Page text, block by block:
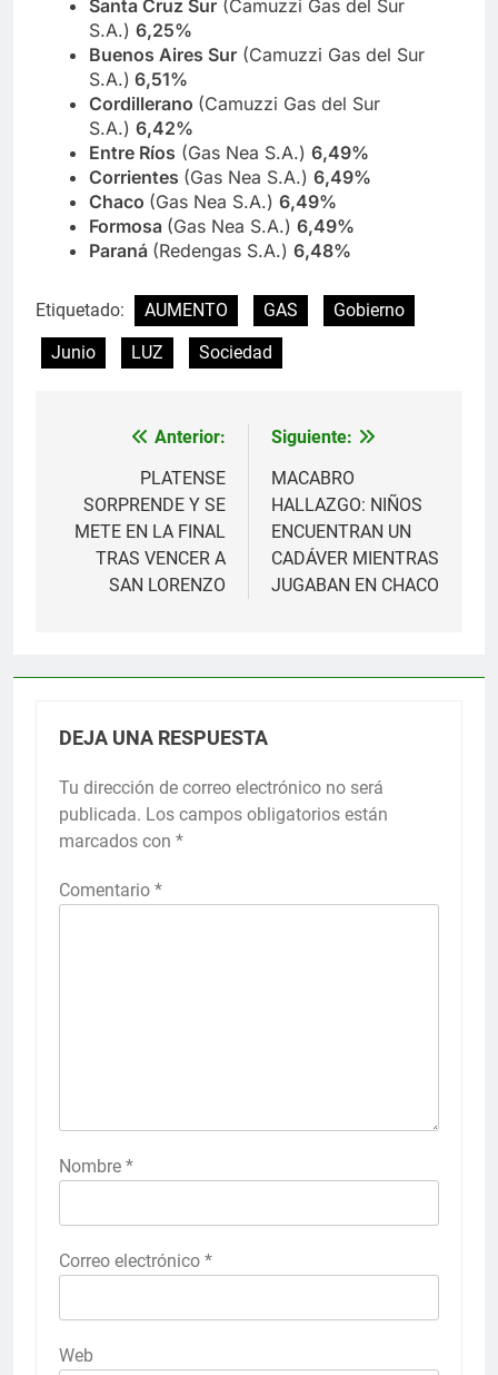
Santa Cruz Sur (Camuzzi Gas del Sur
S.A.) 6,25%
Buenos Aires Sur (Camuzzi Gas del Sur
S.A.) 6,51%
Cordillerano (Camuzzi Gas del Sur
S.A.) 6,42%
Entre Ríos (Gas Nea S.A.) 6,49%
Corrientes (Gas Nea S.A.) 6,49%
Chaco (Gas Nea S.A.) 6,49%
Formosa (Gas Nea S.A.) 6,49%
Paraná (Redengas S.A.) 6,48%
Etiquetado: AUMENTO GAS
Gobierno
Junio
LUZ Sociedad
Navegación
entradas
Anterior:
PLATENSE
SORPRENDE Y SE
METE EN LA FINAL
TRAS VENCER A
SAN LORENZO
Siguiente:
MACABRO
HALLAZGO: NIÑOS
ENCUENTRAN UN
CADÁVER MIENTRAS
JUGABAN EN CHACO
DEJA UNA RESPUESTA
Tu dirección de correo electrónico no será
publicada. Los campos obligatorios están
marcados con *
Comentario *
Nombre *
Correo electrónico *
Web